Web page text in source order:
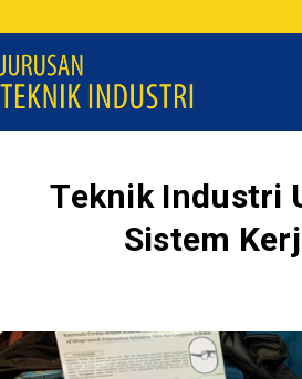
Teknik Industri
Sistem